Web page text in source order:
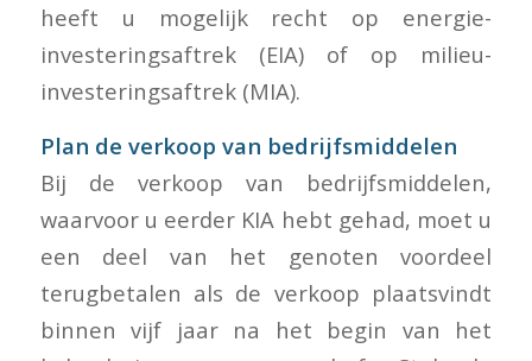
heeft u mogelijk recht op energie-
investeringsaftrek (EIA) of op milieu-
investeringsaftrek (MIA).
Plan de verkoop van bedrijfsmiddelen
Bij de verkoop van bedrijfsmiddelen,
waarvoor u eerder KIA hebt gehad, moet u
een deel van het genoten voordeel
terugbetalen als de verkoop plaatsvindt
binnen vijf jaar na het begin van het